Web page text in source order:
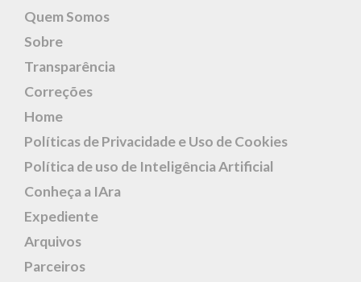
Quem Somos
Sobre
Transparência
Correções
Home
Políticas de Privacidade e Uso de Cookies
Política de uso de Inteligência Artificial
Conheça a IAra
Expediente
Arquivos
Parceiros